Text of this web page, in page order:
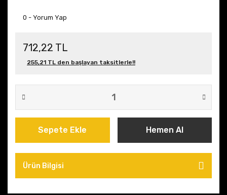
0 - Yorum Yap
712,22 TL
255,21 TL den başlayan taksitlerle!!
Sepete Ekle Hemen Al
Ürün Bilgisi